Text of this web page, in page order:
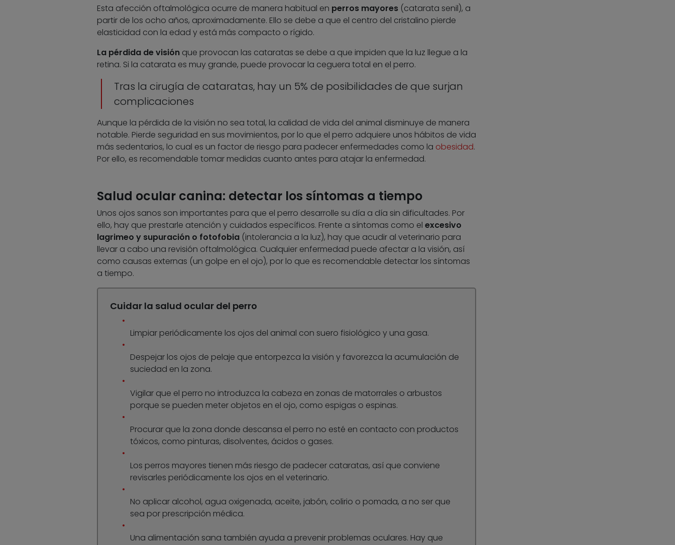
Esta afección oftalmológica ocurre de manera habitual en perros mayores(catarata senil), a
partir de los ocho años, aproximadamente. Ello se debe a que el centro del cristalino pierde
elasticidad con la edad y está más compacto o rígido.
La pérdida de visiónque provocan las cataratas se debe a que impiden que la luz llegue a la
retina. Si la catarata es muy grande, puede provocar la ceguera total en el perro.
Tras la cirugía de cataratas, hay un 5% de posibilidades de que surjan
complicaciones
Aunque la pérdida de la visión no sea total, la calidad de vida del animal disminuye de manera
notable. Pierde seguridad en sus movimientos, por lo que el perro adquiere unos hábitos de vida
más sedentarios, lo cual es un factor de riesgo para padecer enfermedades como la obesidad.
Por ello, es recomendable tomar medidas cuanto antes para atajar la enfermedad.
Salud ocular canina: detectar los síntomas a tiempo
Unos ojos sanos son importantes para que el perro desarrolle su día a día sin dificultades. Por
ello, hay que prestarle atención y cuidados específicos. Frente a síntomas como el excesivo
lagrimeo y supuración o fotofobia(intolerancia a la luz), hay que acudir al veterinario para
llevar a cabo una revisión oftalmológica. Cualquier enfermedad puede afectar a la visión, así
como causas externas (un golpe en el ojo), por lo que es recomendable detectar los síntomas
a tiempo.
Cuidar la salud ocular del perro
Limpiar periódicamente los ojos del animal con suero fisiológico y una gasa.
Despejar los ojos de pelaje que entorpezca la visión y favorezca la acumulación de
suciedad en la zona.
Vigilar que el perro no introduzca la cabeza en zonas de matorrales o arbustos
porque se pueden meter objetos en el ojo, como espigas o espinas.
Procurar que la zona donde descansa el perro no esté en contacto con productos
tóxicos, como pinturas, disolventes, ácidos o gases.
Los perros mayores tienen más riesgo de padecer cataratas, así que conviene
revisarles periódicamente los ojos en el veterinario.
No aplicar alcohol, agua oxigenada, aceite, jabón, colirio o pomada, a no ser que
sea por prescripción médica.
Una alimentación sana también ayuda a prevenir problemas oculares. Hay que